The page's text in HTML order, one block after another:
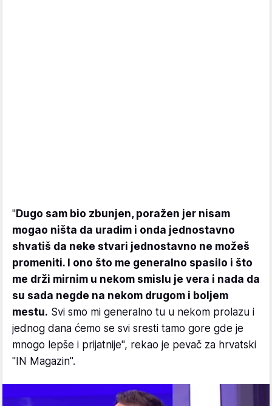
"Dugo sam bio zbunjen, poražen jer nisam
mogao ništa da uradim i onda jednostavno
shvatiš da neke stvari jednostavno ne možeš
promeniti. I ono što me generalno spasilo i što
me drži mirnim u nekom smislu je vera i nada da
su sada negde na nekom drugom i boljem
mestu. Svi smo mi generalno tu u nekom prolazu i
jednog dana ćemo se svi sresti tamo gore gde je
mnogo lepše i prijatnije", rekao je pevač za hrvatski
"IN Magazin".